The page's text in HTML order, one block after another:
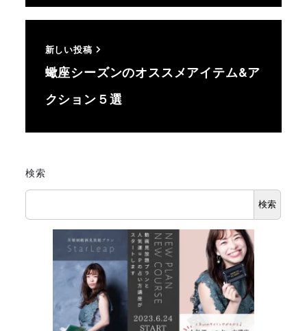
新しい投稿
蠍座シーズンのオススメアイテム&ア
クション５選
検索
検索